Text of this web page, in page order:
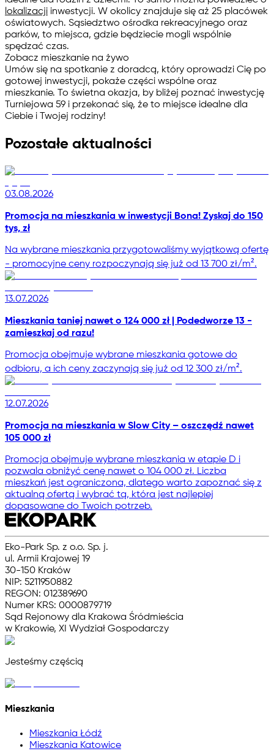
lokalizacji inwestycji. W okolicy znajduje się aż 25 placówek
oświatowych. Sąsiedztwo ośrodka rekreacyjnego oraz
parków, to miejsca, gdzie będziecie mogli wspólnie
spędzać czas.
Zobacz mieszkanie na żywo
Umów się na spotkanie z doradcą, który oprowadzi Cię po
gotowej inwestycji, pokaże części wspólne oraz
mieszkanie. To świetna okazja, by bliżej poznać inwestycję
Turniejowa 59 i przekonać się, że to miejsce idealne dla
Ciebie i Twojej rodziny!
Pozostałe aktualności
03.08.2026
Promocja na mieszkania w inwestycji Bona! Zyskaj do 150
tys, zł
Na wybrane mieszkania przygotowaliśmy wyjątkową ofertę
- promocyjne ceny rozpoczynają się już od 13 700 zł/m².
13.07.2026
Mieszkania taniej nawet o 124 000 zł | Podedworze 13 -
zamieszkaj od razu!
Promocja obejmuje wybrane mieszkania gotowe do
odbioru, a ich ceny zaczynają się już od 12 300 zł/m².
12.07.2026
Promocja na mieszkania w Slow City – oszczędź nawet
105 000 zł
Promocja obejmuje wybrane mieszkania w etapie D i
pozwala obniżyć cenę nawet o 104 000 zł. Liczba
mieszkań jest ograniczona, dlatego warto zapoznać się z
aktualną ofertą i wybrać tą, która jest najlepiej
dopasowane do Twoich potrzeb.
Eko-Park Sp. z o.o. Sp. j.
ul. Armii Krajowej 19
30-150 Kraków
NIP: 5211950882
REGON: 012389690
Numer KRS: 0000879719
Sąd Rejonowy dla Krakowa Śródmieścia
w Krakowie, XI Wydział Gospodarczy
Jesteśmy częścią
Mieszkania
Mieszkania Łódź
Mieszkania Katowice